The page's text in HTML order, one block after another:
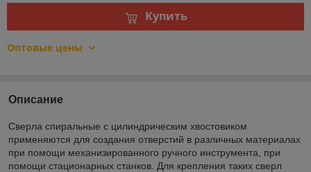
Купить
Оптовые цены
Описание
Сверла спиральные с цилиндрическим хвостовиком
применяются для создания отверстий в различных материалах
при помощи механизированного ручного инструмента, при
помощи стационарных станков. Для крепления таких сверл